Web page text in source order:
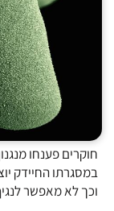
חוקרים פענחו
במסגרתו החיידק
וכך לא מאפשר